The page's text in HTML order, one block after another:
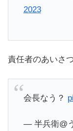
2023
責任者のあいさ
会長なう？
— 半兵衛@